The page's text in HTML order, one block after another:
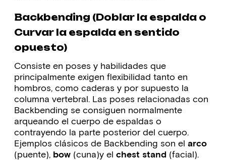
Backbending (Doblar la espalda o
Curvar la espalda en sentido
opuesto)
Consiste en poses y habilidades que
principalmente exigen flexibilidad tanto en
hombros, como caderas y por supuesto la
columna vertebral. Las poses relacionadas con
Backbending se consiguen normalmente
arqueando el cuerpo de espaldas o
contrayendo la parte posterior del cuerpo.
Ejemplos clásicos de Backbending son el arco
(puente), bow (cuna)y el chest stand (facial).